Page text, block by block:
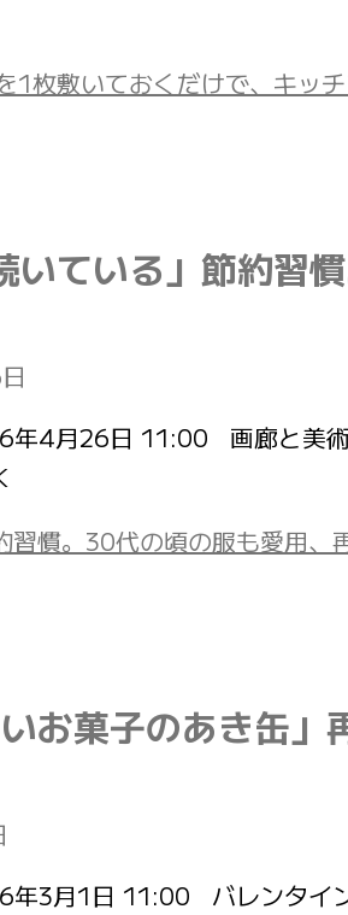
枚敷いておくだけで、キッ
ている」節約習
4月26日 11:00 画廊と美
慣。30代の頃の服も愛用、
お菓子のあき缶
3月1日 11:00 バレンタイ